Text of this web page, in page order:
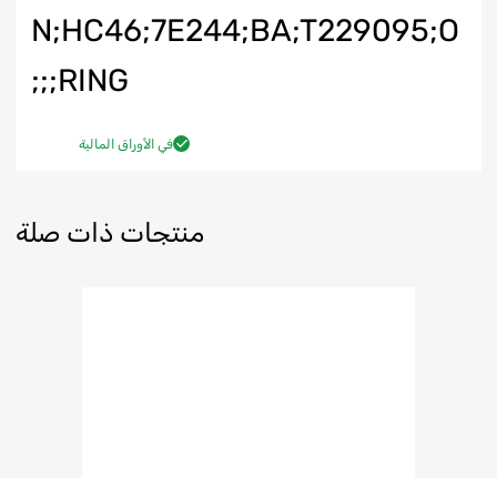
N;HC46;7E244;BA;T229095;O
RING;;;
في الأوراق المالية
منتجات ذات صلة